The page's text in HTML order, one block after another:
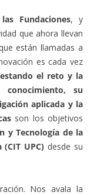
Fundaciones, y
que ahora llevan
están llamadas a
es cada vez
el reto y la
conocimiento, su
aplicada y la
son los objetivos
y Tecnología de la
UPC) desde su
Nos avala la